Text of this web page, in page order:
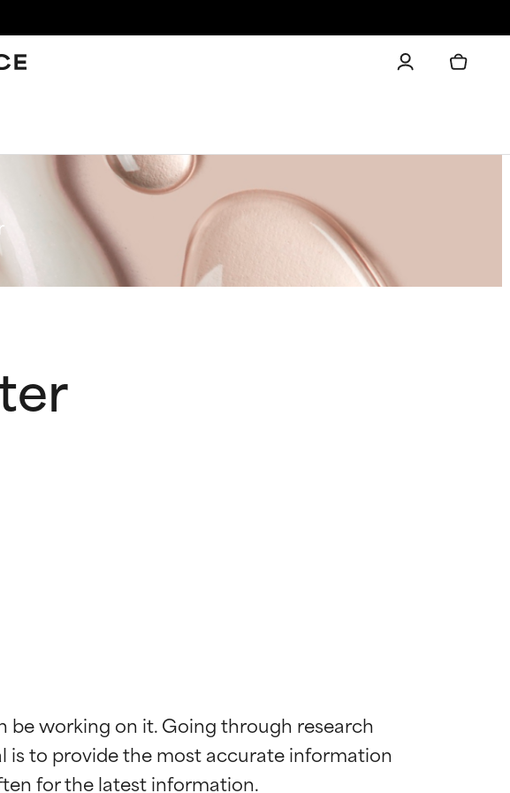
be working on it. Going through research
is to provide the most accurate information